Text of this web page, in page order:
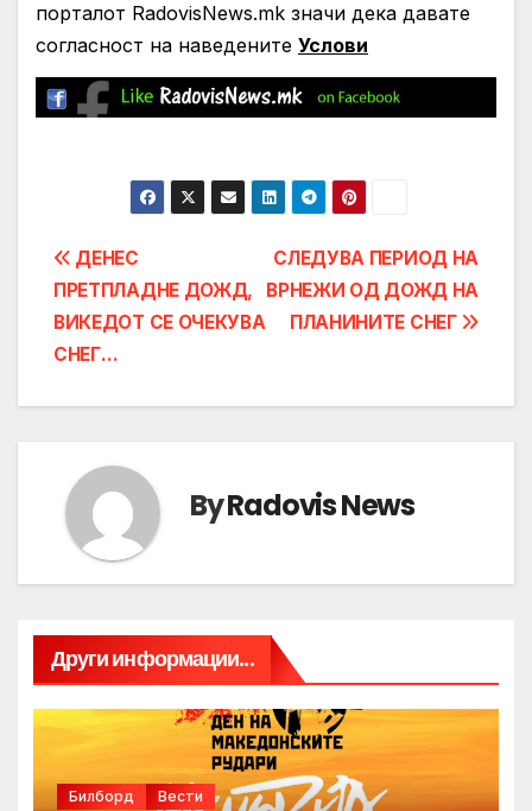
порталот RadovisNews.mk значи дека давате
согласност на нaведените Услови
Post
navigation
СЛЕДУВА ПЕРИОД НА
ВРНЕЖИ ОД ДОЖД НА
ПЛАНИНИТЕ СНЕГ
ДЕНЕС
ПРЕТПЛАДНЕ ДОЖД,
ВИКЕДОТ СЕ ОЧЕКУВА
СНЕГ…
ByRadovis News
Други информации...
Билборд Вести